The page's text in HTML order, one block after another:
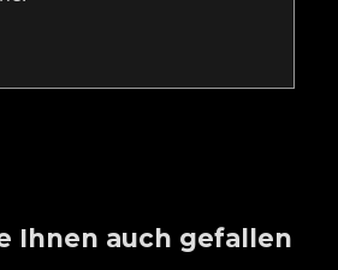
Ihnen auch gefallen